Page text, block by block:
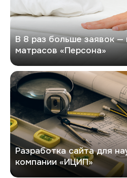
В 8 раз больше заявок —
матрасов «Персона»
Кейс по разработке сайта
Разработка сайта для
компании «ИЦИП»